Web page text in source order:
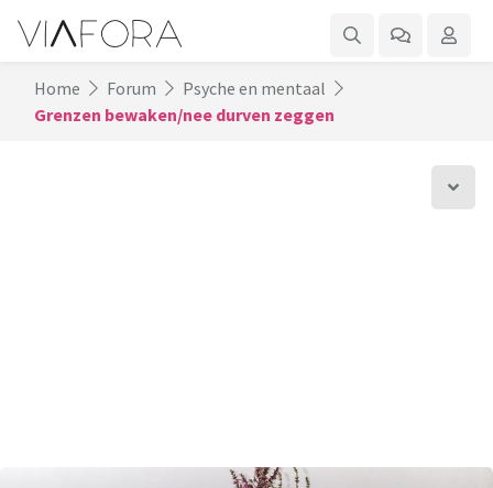
Home Forum
Psyche en mentaal
Grenzen bewaken/nee durven zeggen